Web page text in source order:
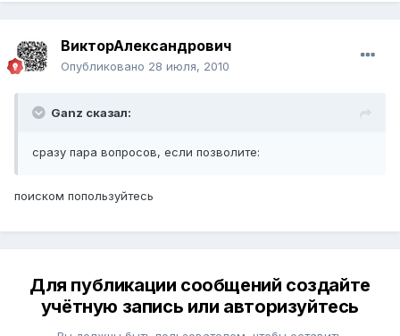
ВикторАлександрович
Опубликовано 28 июля, 2010
Ganz сказал:
сразу пара вопросов, если позволите:
поиском попользуйтесь
Для публикации сообщений создайте
учётную запись или авторизуйтесь